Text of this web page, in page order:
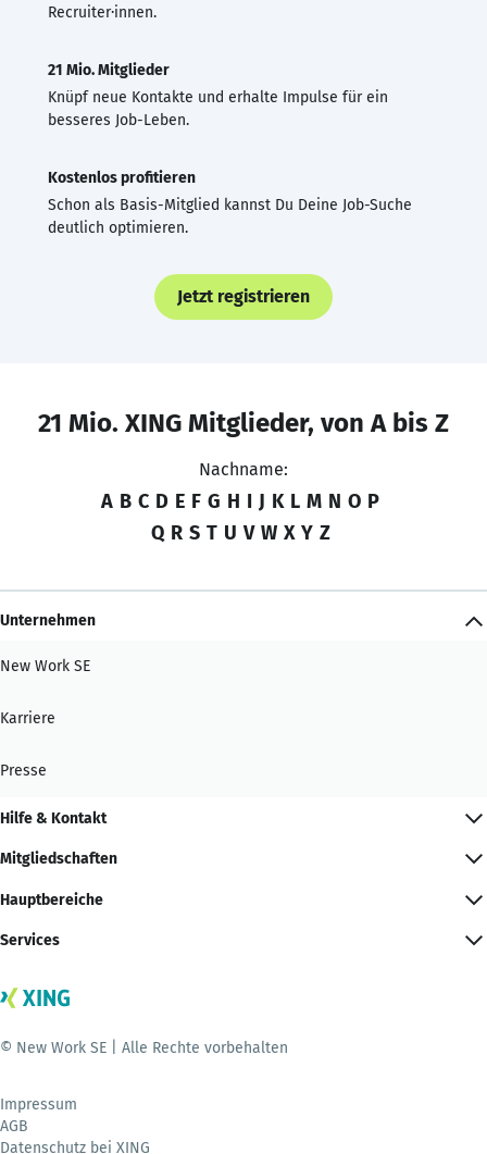
Recruiter·innen.
21 Mio. Mitglieder
Knüpf neue Kontakte und erhalte Impulse für ein
besseres Job-Leben.
Kostenlos profitieren
Schon als Basis-Mitglied kannst Du Deine Job-Suche
deutlich optimieren.
Jetzt registrieren
21 Mio. XING Mitglieder, von A bis Z
Nachname:
A B C D E F G H I J K L M N O P
Q R S T U V W X Y Z
Unternehmen
New Work SE
Karriere
Presse
Hilfe & Kontakt
Mitgliedschaften
Hauptbereiche
Services
© New Work SE | Alle Rechte vorbehalten
Impressum
AGB
Datenschutz bei XING